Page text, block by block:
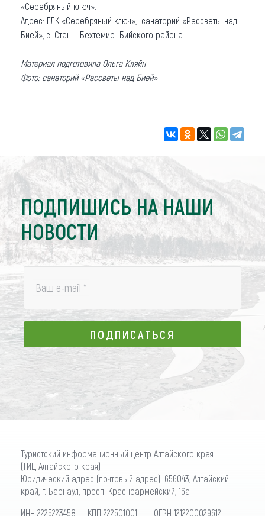
«Серебряный ключ».
Адрес: ГЛК «Серебряный ключ», санаторий «Рассветы над
Бией», с. Стан – Бехтемир Бийского района.
Материал подготовила Ольга Кляйн
Фото: санаторий «Рассветы над Бией»
ПОДПИШИСЬ НА НАШИ
НОВОСТИ
Ваш e-mail *
ПОДПИСАТЬСЯ
ПОДПИСАТЬСЯ
Туристский информационный центр Алтайского края
(ТИЦ Алтайского края)
Юридический адрес (почтовый адрес): 656043, Алтайский
край, г. Барнаул, просп. Красноармейский, 16а
ИНН 2225223458 КПП 222501001 ОГРН 1212200029612